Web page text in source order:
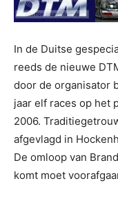
In de Duitse
reeds de nieuwe
door de organisator
jaar elf races op het
2006.
afgevlagd in
De omloop van
komt moet